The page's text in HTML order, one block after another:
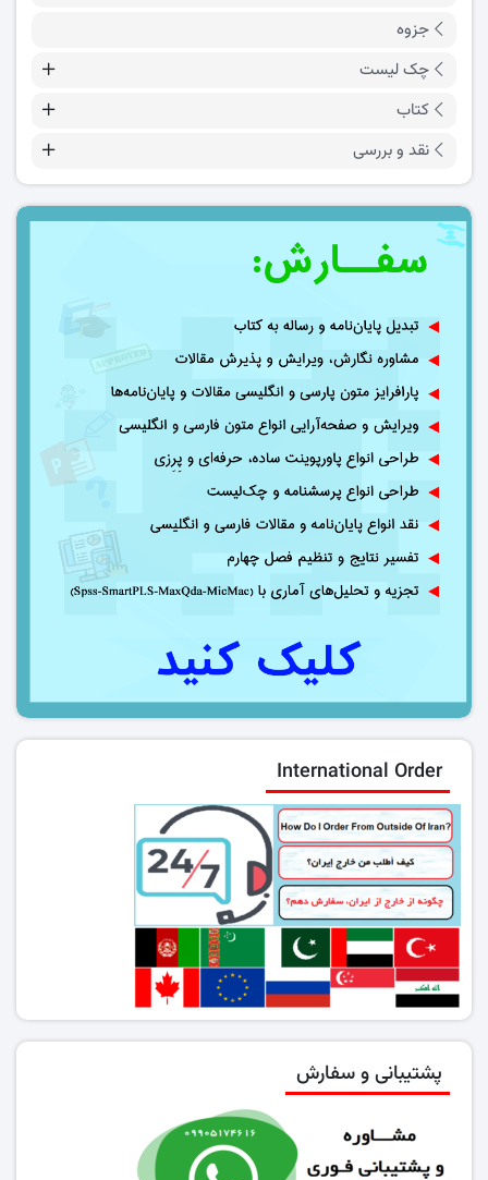
جزوه
چک لیست
کتاب
نقد و بررسی
International Order
پشتیبانی و سفارش